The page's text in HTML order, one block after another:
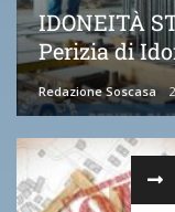
IDONEITÀ
Perizia di
Redazione Soscasa